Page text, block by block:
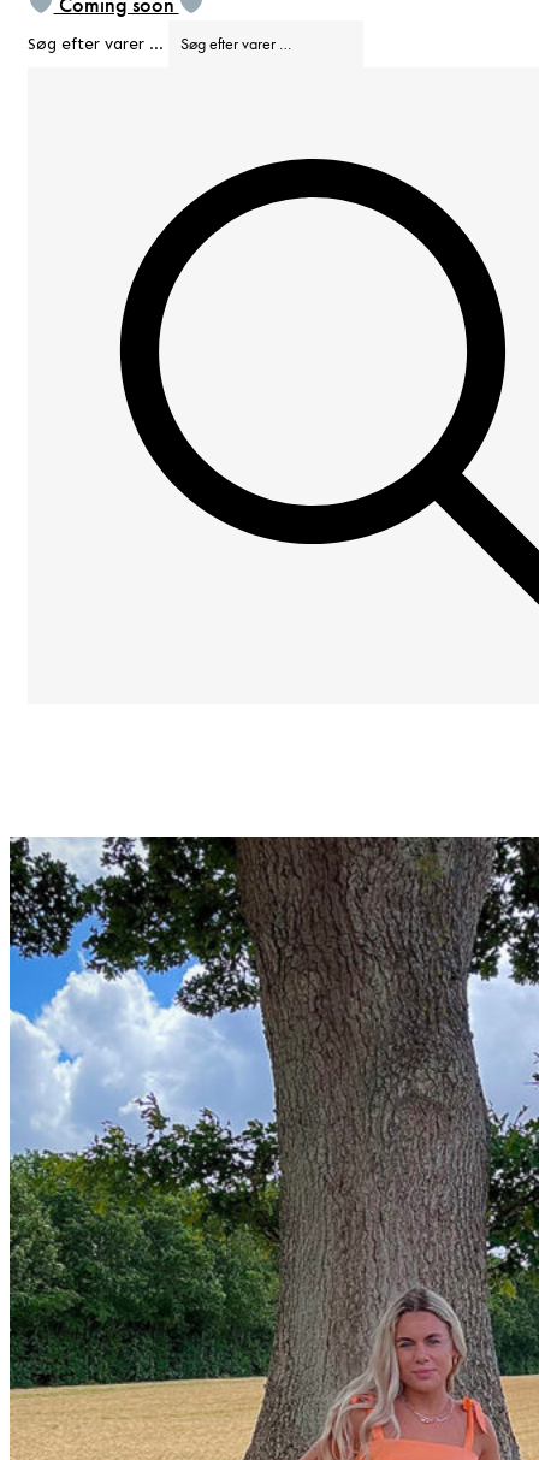
Søg efter varer …